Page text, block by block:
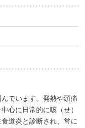
でいます。発熱や頭痛
心に日常的に咳（せ）
道炎と診断され、常に